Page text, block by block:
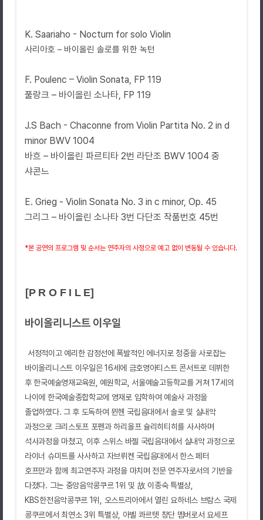
K. Saariaho - Nocturn for solo Violin
사리아호 – 바이올린 솔로를 위한 녹턴
F. Poulenc – Violin Sonata, FP 119
풀랑크 – 바이올린 소나타 , FP 119
J.S Bach - Chaconne from Violin Partita No. 2 in d
minor BWV 1004
바흐 – 바이올린 파르티타 2번 라단조 BWV 1004 중
샤콘느
E. Grieg - Violin Sonata No. 3 in c minor, Op. 45
그리그 – 바이올린 소나타 3번 다단조 작품번호 45번
*본 공연의 프로그램 및 순서는 연주자의 사정으로 예고 없이 변동될 수 있습니다.
[P R O F I L E]
바이올리니스트 이우일
서정적이고 예리한 감정선에 폭발적인 에너지로 청중을 사로잡는
바이올리니스트 이우일은16세에 금호영아티스트 콘서트로 데뷔한
후 한국예술영재교육원
예원학교, 서울예술고등학교를 거쳐 17세의
나이에 한국예술종합학교에 영재로 입학하여 예술사 과정을
졸업하였다. 그 후 도독하여 뮌헨 국립음대에서 솔로 및 실내악
과정으로 크리스토프 포펜과 하리올프 슐리히티히를 사사하며
석사과정을 마쳤고, 이후 스위스 바젤 국립음대에서 실내악 과정으로
라이너 슈미트를 사사하고 자브뤼켄 국립음대에서 한스 페터
호프만과 함께 최고연주자 과정을 마치며 전문 연주자로서의 기반을
다졌다. 그는 중앙음악콩쿠르 1위 및 故 이종숙 특별상
KBS한전음악콩쿠르 1위
오스트리아에서 열린 요하네스 브람스 국제
콩쿠르에서 최연소3위 특별상, 아벨 콰르텟 창단 멤버로서 요세프